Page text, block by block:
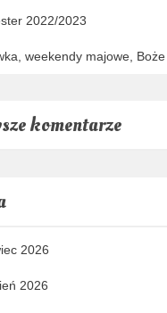
2022/2023
weekendy majowe, Boże
komentarze
2026
2026